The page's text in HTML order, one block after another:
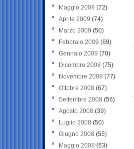
Maggio 2009 (72)
Aprile 2009 (74)
Marzo 2009 (50)
Febbraio 2009 (69)
Gennaio 2009 (70)
Dicembre 2008 (75)
Novembre 2008 (77)
Ottobre 2008 (67)
Settembre 2008 (56)
Agosto 2008 (39)
Luglio 2008 (50)
Giugno 2008 (55)
Maggio 2008(63)